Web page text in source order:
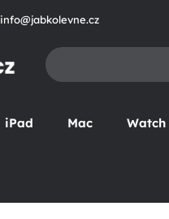
info@jabkolevne.cz
iPad Mac Watch